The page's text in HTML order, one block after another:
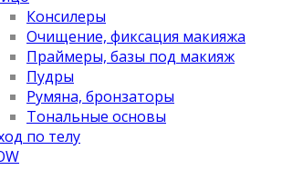
Консилеры
Очищение, фиксация макияжа
Праймеры, базы под макияж
Пудры
Румяна, бронзаторы
Тональные основы
по телу